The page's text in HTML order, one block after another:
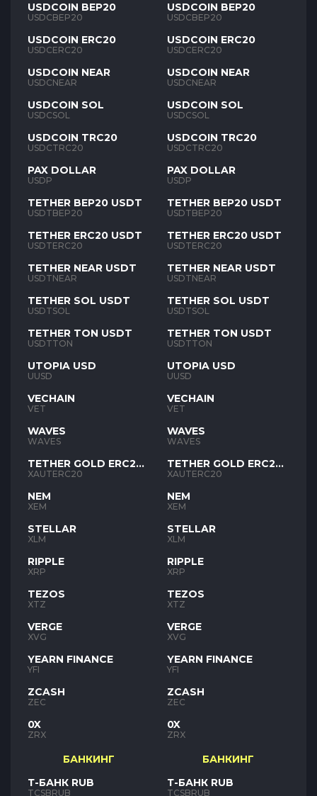
USDCOIN BEP20
USDCBEP20
USDCOIN ERC20
USDCERC20
USDCOIN NEAR
USDCNEAR
USDCOIN SOL
USDCSOL
USDCOIN TRC20
USDCTRC20
PAX DOLLAR
USDP
TETHER BEP20 USDT
USDTBEP20
TETHER ERC20 USDT
USDTERC20
TETHER NEAR USDT
USDTNEAR
TETHER SOL USDT
USDTSOL
TETHER TON USDT
USDTTON
UTOPIA USD
UUSD
VECHAIN
VET
WAVES
WAVES
TETHER GOLD ERC20
XAUT
XAUTERC20
NEM
XEM
STELLAR
XLM
RIPPLE
XRP
TEZOS
XTZ
VERGE
XVG
YEARN FINANCE
YFI
ZCASH
ZEC
0X
ZRX
БАНКИНГ
Т-БАНК RUB
TCSBRUB
USDCOIN BEP20
USDCBEP20
USDCOIN ERC20
USDCERC20
USDCOIN NEAR
USDCNEAR
USDCOIN SOL
USDCSOL
USDCOIN TRC20
USDCTRC20
PAX DOLLAR
USDP
TETHER BEP20 USDT
USDTBEP20
TETHER ERC20 USDT
USDTERC20
TETHER NEAR USDT
USDTNEAR
TETHER SOL USDT
USDTSOL
TETHER TON USDT
USDTTON
UTOPIA USD
UUSD
VECHAIN
VET
WAVES
WAVES
TETHER GOLD ERC20
XAUT
XAUTERC20
NEM
XEM
STELLAR
XLM
RIPPLE
XRP
TEZOS
XTZ
VERGE
XVG
YEARN FINANCE
YFI
ZCASH
ZEC
0X
ZRX
БАНКИНГ
Т-БАНК RUB
TCSBRUB